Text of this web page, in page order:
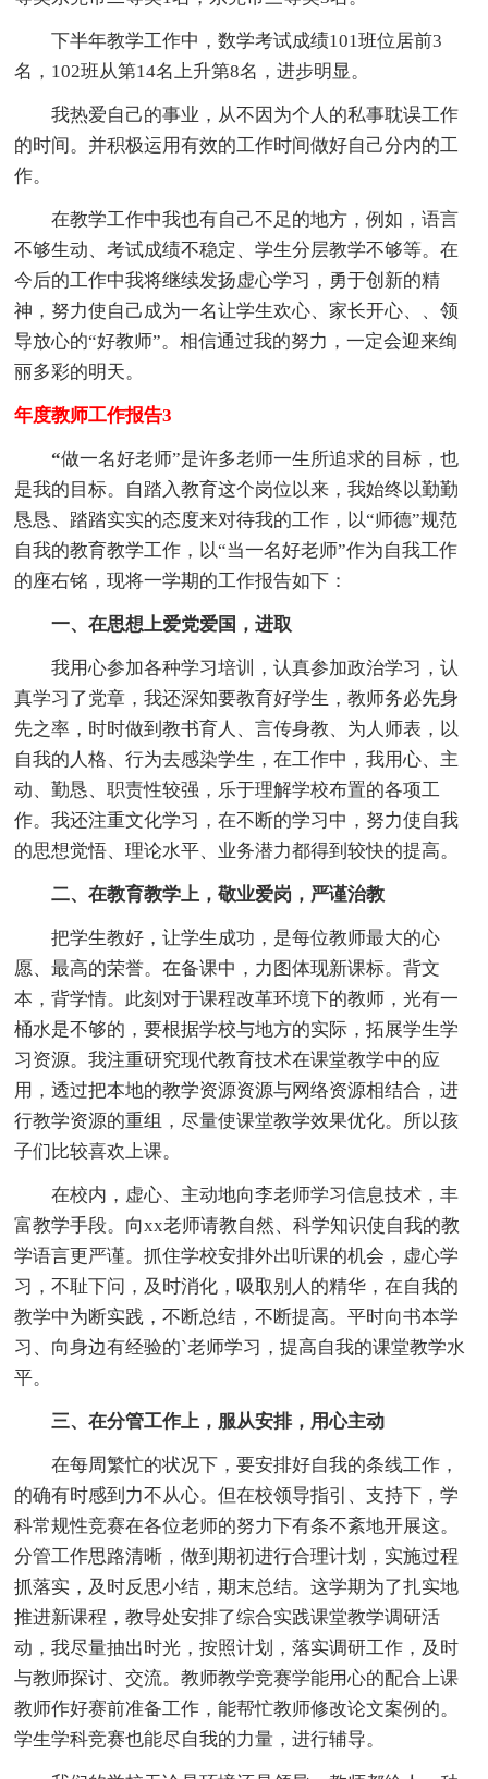
下半年教学工作中，数学考试成绩101班位居前3
名，102班从第14名上升第8名，进步明显。
我热爱自己的事业，从不因为个人的私事耽误工作
的时间。并积极运用有效的工作时间做好自己分内的工
作。
在教学工作中我也有自己不足的地方，例如，语言
不够生动、考试成绩不稳定、学生分层教学不够等。在
今后的工作中我将继续发扬虚心学习，勇于创新的精
神，努力使自己成为一名让学生欢心、家长开心、、领
导放心的“好教师”。相信通过我的努力，一定会迎来绚
丽多彩的明天。
年度教师工作报告3
“做一名好老师”是许多老师一生所追求的目标，也
是我的目标。自踏入教育这个岗位以来，我始终以勤勤
恳恳、踏踏实实的态度来对待我的工作，以“师德”规范
自我的教育教学工作，以“当一名好老师”作为自我工作
的座右铭，现将一学期的工作报告如下：
一、在思想上爱党爱国，进取
我用心参加各种学习培训，认真参加政治学习，认
真学习了党章，我还深知要教育好学生，教师务必先身
先之率，时时做到教书育人、言传身教、为人师表，以
自我的人格、行为去感染学生，在工作中，我用心、主
动、勤恳、职责性较强，乐于理解学校布置的各项工
作。我还注重文化学习，在不断的学习中，努力使自我
的思想觉悟、理论水平、业务潜力都得到较快的提高。
二、在教育教学上，敬业爱岗，严谨治教
把学生教好，让学生成功，是每位教师最大的心
愿、最高的荣誉。在备课中，力图体现新课标。背文
本，背学情。此刻对于课程改革环境下的教师，光有一
桶水是不够的，要根据学校与地方的实际，拓展学生学
习资源。我注重研究现代教育技术在课堂教学中的应
用，透过把本地的教学资源资源与网络资源相结合，进
行教学资源的重组，尽量使课堂教学效果优化。所以孩
子们比较喜欢上课。
在校内，虚心、主动地向李老师学习信息技术，丰
富教学手段。向xx老师请教自然、科学知识使自我的教
学语言更严谨。抓住学校安排外出听课的机会，虚心学
习，不耻下问，及时消化，吸取别人的精华，在自我的
教学中为断实践，不断总结，不断提高。平时向书本学
习、向身边有经验的`老师学习，提高自我的课堂教学水
平。
三、在分管工作上，服从安排，用心主动
在每周繁忙的状况下，要安排好自我的条线工作，
的确有时感到力不从心。但在校领导指引、支持下，学
科常规性竞赛在各位老师的努力下有条不紊地开展这。
分管工作思路清晰，做到期初进行合理计划，实施过程
抓落实，及时反思小结，期末总结。这学期为了扎实地
推进新课程，教导处安排了综合实践课堂教学调研活
动，我尽量抽出时光，按照计划，落实调研工作，及时
与教师探讨、交流。教师教学竞赛学能用心的配合上课
教师作好赛前准备工作，能帮忙教师修改论文案例的。
学生学科竞赛也能尽自我的力量，进行辅导。